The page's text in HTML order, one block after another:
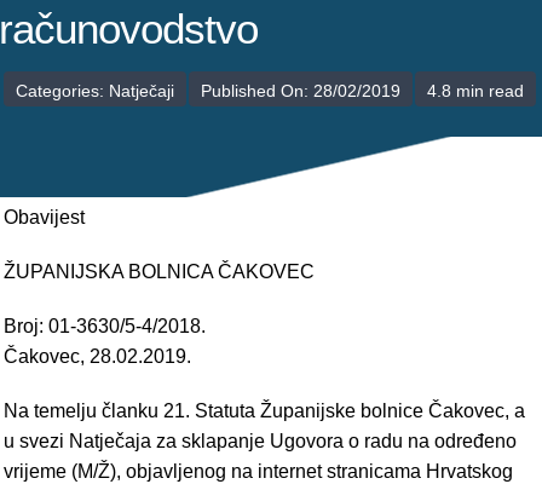
PALIJATIVNA SKRB
Categories: Natječaji Published On: 28/02/2019 4.8 min read
Obavijest
ŽUPANIJSKA BOLNICA ČAKOVEC
Broj: 01-3630/5-4/2018.
Čakovec, 28.02.2019.
Na temelju članku 21. Statuta Županijske bolnice Čakovec, a
u svezi Natječaja za sklapanje Ugovora o radu na određeno
vrijeme (M/Ž), objavljenog na internet stranicama Hrvatskog